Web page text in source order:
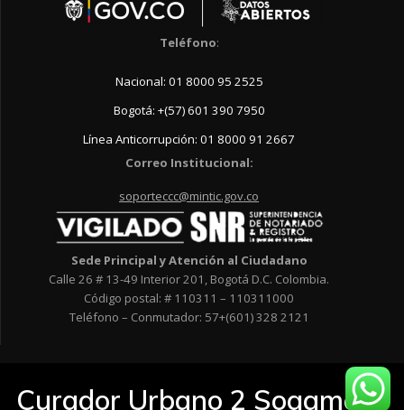
Teléfono:
Nacional: 01 8000 95 2525
Bogotá: +(57) 601 390 7950
Línea Anticorrupción: 01 8000 91 2667
Correo Institucional:
soporteccc@mintic.gov.co
Sede Principal y Atención al Ciudadano
Calle 26 # 13-49 Interior 201, Bogotá D.C. Colombia.
Código postal: # 110311 – 110311000
Teléfono – Conmutador: 57+(601) 328 2121
Curador Urbano 2 Sogamoso